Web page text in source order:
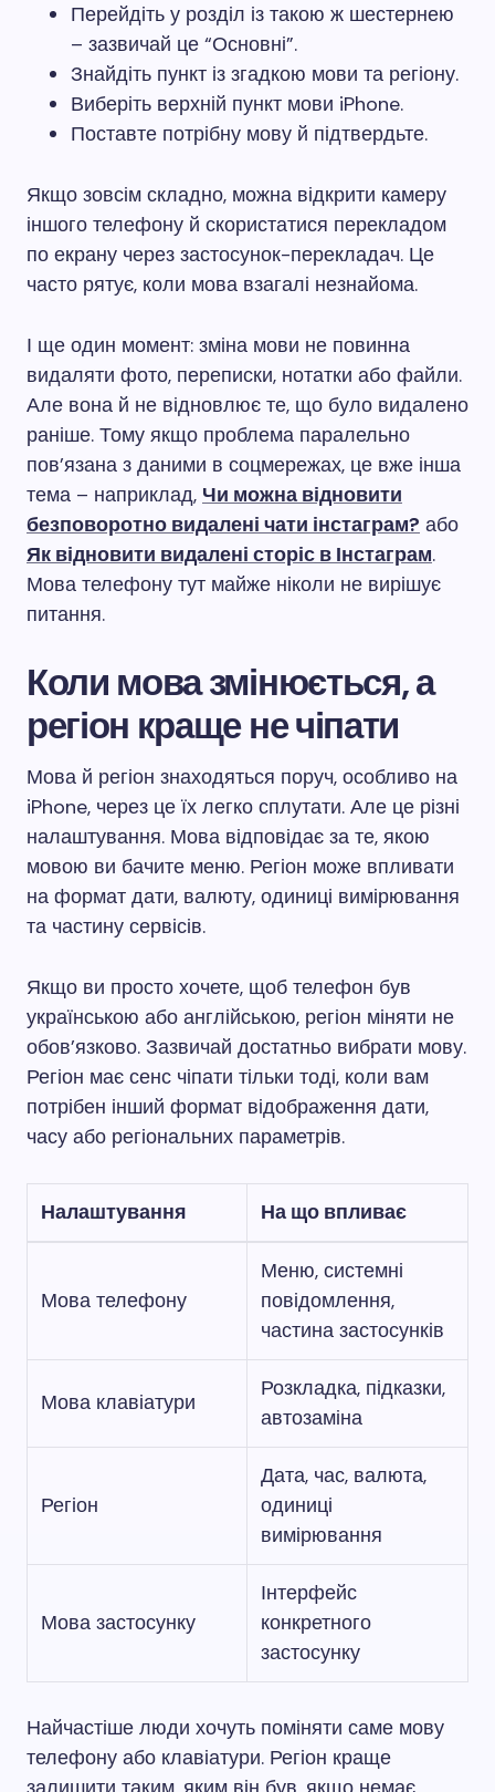
Перейдіть у розділ із такою ж шестернею
– зазвичай це “Основні”.
Знайдіть пункт із згадкою мови та регіону.
Виберіть верхній пункт мови iPhone.
Поставте потрібну мову й підтвердьте.
Якщо зовсім складно, можна відкрити камеру
іншого телефону й скористатися перекладом
по екрану через застосунок-перекладач. Це
часто рятує, коли мова взагалі незнайома.
І ще один момент: зміна мови не повинна
видаляти фото, переписки, нотатки або файли.
Але вона й не відновлює те, що було видалено
раніше. Тому якщо проблема паралельно
пов’язана з даними в соцмережах, це вже інша
тема – наприклад, Чи можна відновити
безповоротно видалені чати інстаграм? або
Як відновити видалені сторіс в Інстаграм.
Мова телефону тут майже ніколи не вирішує
питання.
Коли мова змінюється, а
регіон краще не чіпати
Мова й регіон знаходяться поруч, особливо на
iPhone, через це їх легко сплутати. Але це різні
налаштування. Мова відповідає за те, якою
мовою ви бачите меню. Регіон може впливати
на формат дати, валюту, одиниці вимірювання
та частину сервісів.
Якщо ви просто хочете, щоб телефон був
українською або англійською, регіон міняти не
обов’язково. Зазвичай достатньо вибрати мову.
Регіон має сенс чіпати тільки тоді, коли вам
потрібен інший формат відображення дати,
часу або регіональних параметрів.
Налаштування На що впливає
Мова телефону
Меню, системні
повідомлення,
частина застосунків
Мова клавіатури
Розкладка, підказки,
автозаміна
Регіон
Дата, час, валюта,
одиниці
вимірювання
Мова застосунку
Інтерфейс
конкретного
застосунку
Найчастіше люди хочуть поміняти саме мову
телефону або клавіатури. Регіон краще